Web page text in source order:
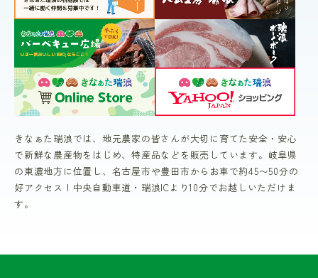
きなぁた瑞浪では、地元農家の皆さんが大切に育てた安全・安心
で新鮮な農産物をはじめ、特産品などを販売しています。岐阜県
の東濃地方に位置し、名古屋市や豊田市からお車で約45〜50分の
好アクセス！中央自動車道・瑞浪ICより10分でお越しいただけま
す。